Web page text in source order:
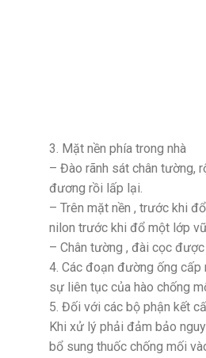
3. Mặt nền phía trong nhà
– Đào rãnh sát chân tường,
đương rồi lấp lại.
– Trên mặt nền , trước khi
nilon trước khi đổ một lớp
– Chân tường , đài cọc
4. Các đoạn đường ống cấp
sự liên tục của hào chống
5. Đối với các bộ phận kết
Khi xử lý phải đảm bảo
bổ sung thuốc chống mối